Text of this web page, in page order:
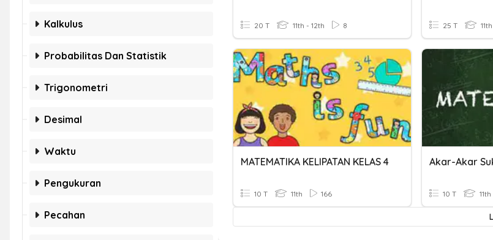
Kalkulus
Probabilitas Dan Statistik
Trigonometri
Desimal
Waktu
Pengukuran
Pecahan
20 T 11th - 12th 8 25 T
MATEMATIKA KELIPATAN KELAS 4
10 T 11th 166
Akar-Akar
10 T 11th